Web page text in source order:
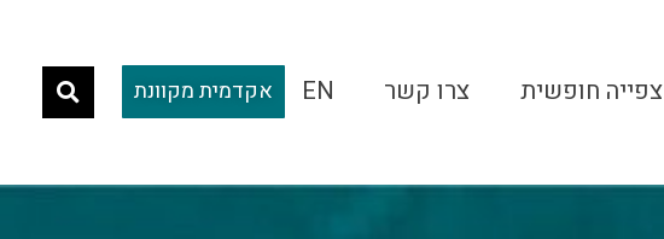
צפייה חופשית צרו קשר EN אקדמית מקוונת